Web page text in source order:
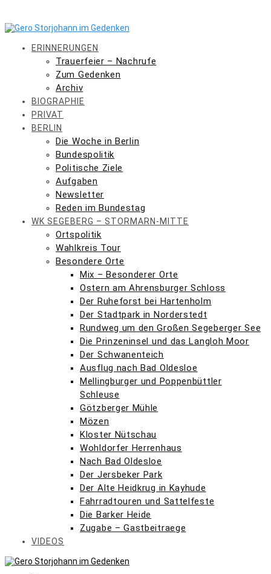
content
ERINNERUNGEN
Trauerfeier – Nachrufe
Zum Gedenken
Archiv
BIOGRAPHIE
PRIVAT
BERLIN
Die Woche in Berlin
Bundespolitik
Politische Ziele
Aufgaben
Newsletter
Reden im Bundestag
WK SEGEBERG – STORMARN-MITTE
Ortspolitik
Wahlkreis Tour
Besondere Orte
Mix – Besonderer Orte
Ostern am Ahrensburger Schloss
Der Ruheforst bei Hartenholm
Der Stadtpark in Norderstedt
Rundweg um den Großen Segeberger See
Die Prinzeninsel und das Langloh Moor
Der Schwanenteich
Ausflug nach Bad Oldesloe
Mellingburger und Poppenbüttler
Schleuse
Götzberger Mühle
Mözen
Kloster Nütschau
Wohldorfer Herrenhaus
Nach Bad Oldesloe
Der Jersbeker Park
Der Alte Heidkrug in Kayhude
Fahrradtouren und Sattelfeste
Die Barker Heide
Zugabe – Gastbeitraege
VIDEOS